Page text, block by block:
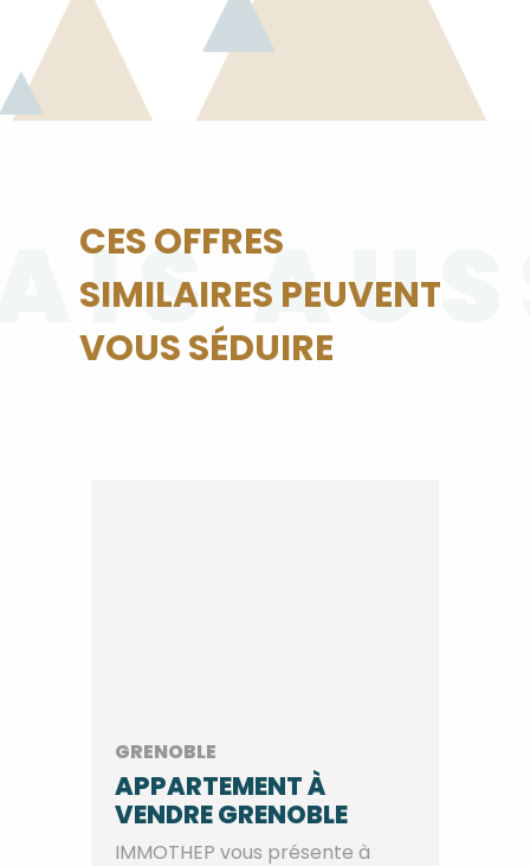
CES OFFRES
SIMILAIRES PEUVENT
VOUS SÉDUIRE
GRENOBLE
APPARTEMENT À
VENDRE GRENOBLE
IMMOTHEP vous présente à